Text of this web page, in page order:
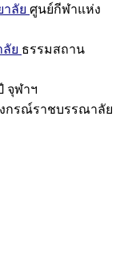
ลัย ศูนย์กีฬาแห่ง
ย ธรรมสถาน
จุฬาฯ
กรณ์ราชบรรณาลัย